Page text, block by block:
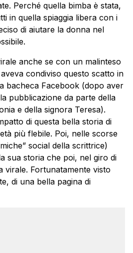
Perché quella bimba è stata,
in quella spiaggia libera con i
di aiutare la donna nel
anche se con un malinteso
condiviso questo scatto in
bacheca Facebook (dopo aver
pubblicazione da parte della
e della signora Teresa).
di questa bella storia di
più flebile. Poi, nelle scorse
social della scrittrice)
sua storia che poi, nel giro di
virale. Fortunatamente visto
di una bella pagina di